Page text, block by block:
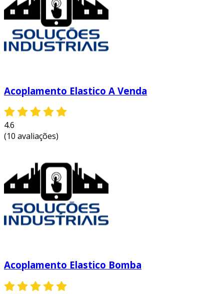
Acoplamento Elastico A Venda
4.6
(10 avaliações)
Acoplamento Elastico Bomba